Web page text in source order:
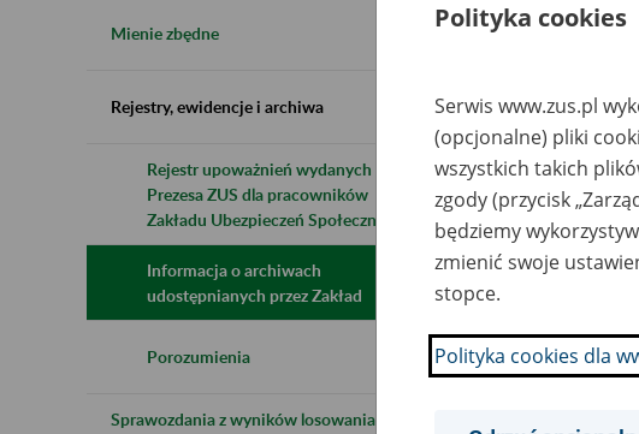
Mienie zbędne
Rejestry, ewidencje i archiwa
Rejestr upoważnień wydanych przez
Prezesa ZUS dla pracowników
Zakładu Ubezpieczeń Społecznych
Informacja o archiwach
udostępnianych przez Zakład
Porozumienia
Sprawozdania z wyników losowania do
Wszystkie uwagi
Polityka cookies
Serwis www.zus.pl
(opcjonalne) pliki
wszystkich takich
zgody (przycisk
będziemy
zmienić swoje
stopce.
Polityka cookies dla